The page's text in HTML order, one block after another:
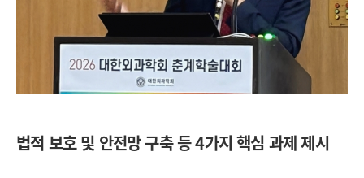
법적 보호 및 안전망 구축 등 4가지 핵심 과제 제시